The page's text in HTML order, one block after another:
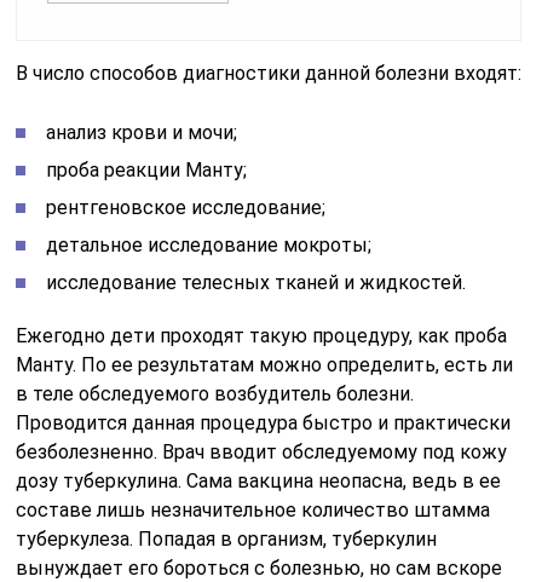
В число способов диагностики данной болезни входят:
анализ крови и мочи;
проба реакции Манту;
рентгеновское исследование;
детальное исследование мокроты;
исследование телесных тканей и жидкостей.
Ежегодно дети проходят такую процедуру, как проба
Манту. По ее результатам можно определить, есть ли
в теле обследуемого возбудитель болезни.
Проводится данная процедура быстро и практически
безболезненно. Врач вводит обследуемому под кожу
дозу туберкулина. Сама вакцина неопасна, ведь в ее
составе лишь незначительное количество штамма
туберкулеза. Попадая в организм, туберкулин
вынуждает его бороться с болезнью, но сам вскоре